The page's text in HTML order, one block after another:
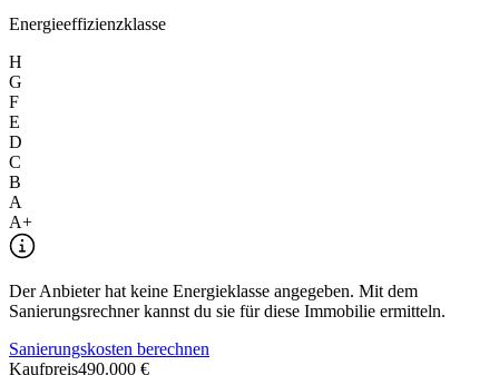
Energieeffizienzklasse
H
G
F
E
D
C
B
A
A+
Der Anbieter hat keine Energieklasse angegeben. Mit dem
Sanierungsrechner kannst du sie für diese Immobilie ermitteln.
Sanierungskosten berechnen
Kaufpreis490.000 €